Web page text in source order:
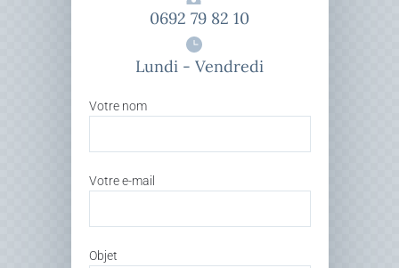
0692 79 82 10
Lundi - Vendredi
Votre nom
Votre e-mail
Objet